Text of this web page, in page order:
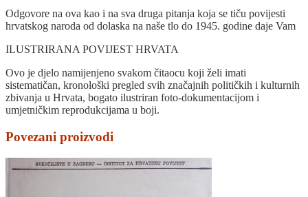
Odgovore na ova kao i na sva druga pitanja koja se tiču povijesti
hrvatskog naroda od dolaska na naše tlo do 1945. godine daje Vam
ILUSTRIRANA POVIJEST HRVATA
Ovo je djelo namijenjeno svakom čitaocu koji želi imati
sistematičan, kronološki pregled svih značajnih političkih i kulturnih
zbivanja u Hrvata, bogato ilustriran foto-dokumentacijom i
umjetničkim reprodukcijama u boji.
Povezani proizvodi